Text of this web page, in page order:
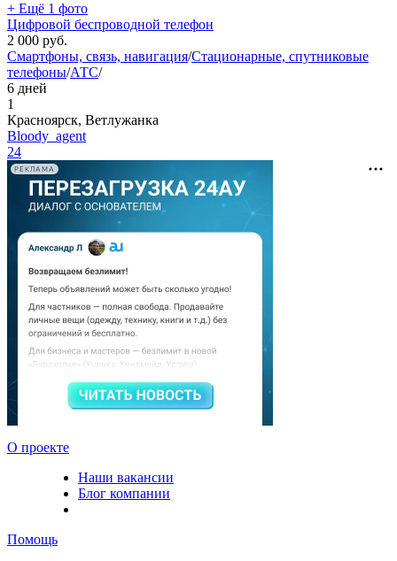
+ Ещё 1 фото
Цифровой беспроводной телефон
2 000 руб.
Смартфоны, связь, навигация/Стационарные, спутниковые
телефоны/АТС/
6 дней
1
Красноярск, Ветлужанка
Bloody_agent
24
РЕКЛАМА
О проекте
Наши вакансии
Блог компании
Помощь